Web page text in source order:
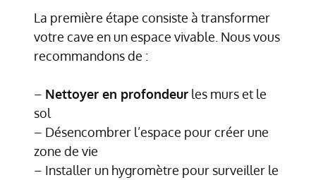
La première étape consiste à transformer
votre cave en un espace vivable. Nous vous
recommandons de :
– Nettoyer en profondeur les murs et le
sol
– Désencombrer l’espace pour créer une
zone de vie
– Installer un hygromètre pour surveiller le